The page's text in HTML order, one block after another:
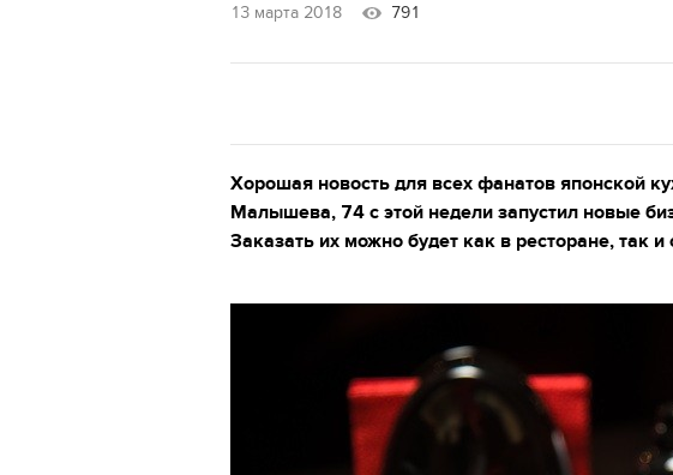
13 марта 2018 791
Хорошая новость для всех фанатов японской
Малышева, 74 с этой недели запустил новые
Заказать их можно будет как в ресторане, так